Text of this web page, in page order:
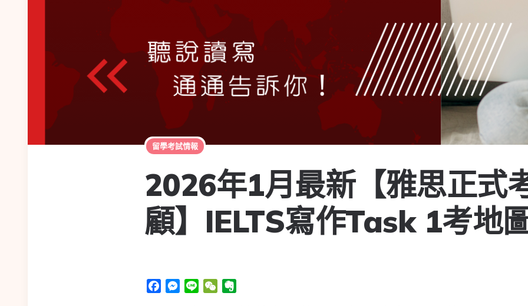
留學考試情報
2026年1月最新【雅思正式
顧】IELTS寫作Task 1考地
FacebookMessenger
Line WeChat